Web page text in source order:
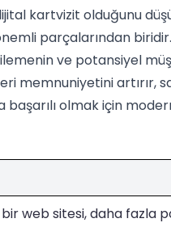
kartvizit olduğunu
parçalarından biridir.
ve potansiyel
memnuniyetini artırır,
başarılı olmak için
web sitesi, daha fazla